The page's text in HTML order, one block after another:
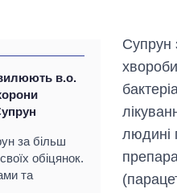
в.о.
за більш
обіцянок.
та
Супрун
людині